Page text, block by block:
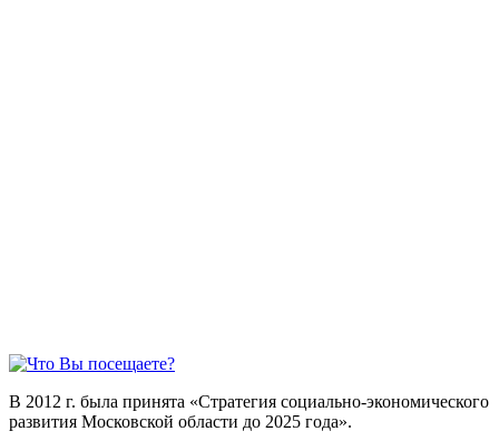
В 2012 г. была принята «Стратегия социально-экономического
развития Московской области до 2025 года».